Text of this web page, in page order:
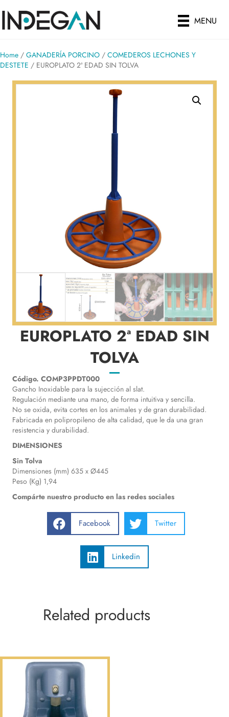
MENU
Home / GANADERÍA PORCINO / COMEDEROS LECHONES Y
DESTETE / EUROPLATO 2ª EDAD SIN TOLVA
EUROPLATO 2ª EDAD SIN
TOLVA
Código. COMP3PPDT000
Gancho Inoxidable para la sujección al slat.
Regulación mediante una mano, de forma intuitiva y sencilla.
No se oxida, evita cortes en los animales y de gran durabilidad.
Fabricada en polipropileno de alta calidad, que le da una gran
resistencia y durabilidad.
DIMENSIONES
Sin Tolva
Dimensiones (mm) 635 x Ø445
Peso (Kg) 1,94
Compárte nuestro producto en las redes sociales
Facebook Twitter
Linkedin
Related products